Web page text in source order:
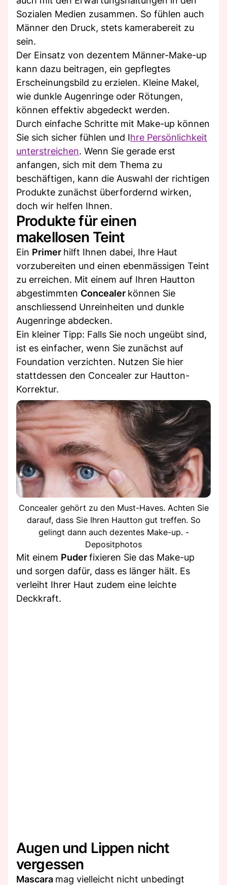
Sozialen Medien zusammen. So fühlen auch
Männer den Druck, stets kamerabereit zu
sein.
Der Einsatz von dezentem Männer-Make-up
kann dazu beitragen, ein gepflegtes
Erscheinungsbild zu erzielen. Kleine Makel,
wie dunkle Augenringe oder Rötungen,
können effektiv abgedeckt werden.
Durch einfache Schritte mit Make-up können
Sie sich sicher fühlen und Ihre Persönlichkeit
unterstreichen. Wenn Sie gerade erst
anfangen, sich mit dem Thema zu
beschäftigen, kann die Auswahl der richtigen
Produkte zunächst überfordernd wirken,
doch wir helfen Ihnen.
Produkte für einen
makellosen Teint
Ein Primer hilft Ihnen dabei, Ihre Haut
vorzubereiten und einen ebenmässigen Teint
zu erreichen. Mit einem auf Ihren Hautton
abgestimmten Concealer können Sie
anschliessend Unreinheiten und dunkle
Augenringe abdecken.
Ein kleiner Tipp: Falls Sie noch ungeübt sind,
ist es einfacher, wenn Sie zunächst auf
Foundation verzichten. Nutzen Sie hier
stattdessen den Concealer zur Hautton-
Korrektur.
Concealer gehört zu den Must-Haves. Achten Sie
darauf, dass Sie Ihren Hautton gut treffen. So
gelingt dann auch dezentes Make-up. -
Depositphotos
Mit einem Puderfixieren Sie das Make-up
und sorgen dafür, dass es länger hält. Es
verleiht Ihrer Haut zudem eine leichte
Deckkraft.
Augen und Lippen nicht
vergessen
Mascara mag vielleicht nicht unbedingt